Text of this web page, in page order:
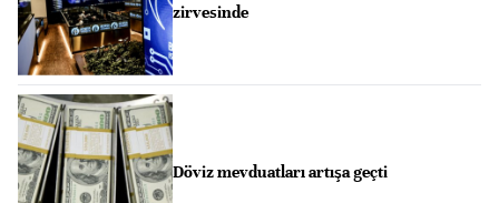
zirvesinde
Döviz mevduatları artışa geçti